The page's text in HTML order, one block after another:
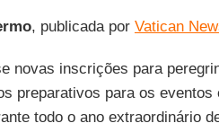
, publicada por Vatican
novas inscrições para
preparativos para os eventos
todo o ano extraordinário